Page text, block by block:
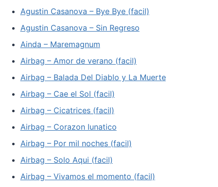
Agustin Casanova – Bye Bye (facil)
Agustin Casanova – Sin Regreso
Ainda – Maremagnum
Airbag – Amor de verano (facil)
Airbag – Balada Del Diablo y La Muerte
Airbag – Cae el Sol (facil)
Airbag – Cicatrices (facil)
Airbag – Corazon lunatico
Airbag – Por mil noches (facil)
Airbag – Solo Aqui (facil)
Airbag – Vivamos el momento (facil)